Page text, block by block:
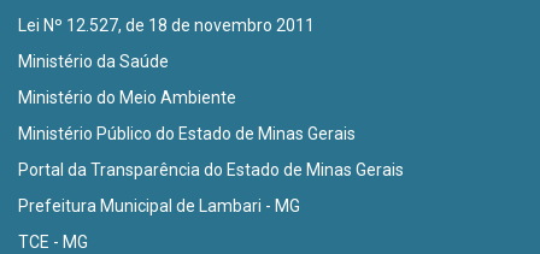
Lei Nº 12.527, de 18 de novembro 2011
Ministério da Saúde
Ministério do Meio Ambiente
Ministério Público do Estado de Minas Gerais
Portal da Transparência do Estado de Minas Gerais
Prefeitura Municipal de Lambari - MG
TCE - MG